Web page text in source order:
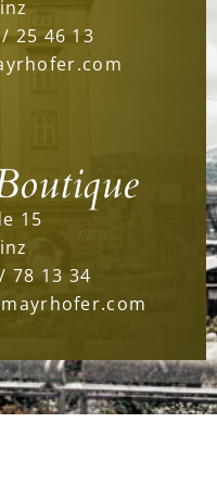
25 46 13
15
78 13 34